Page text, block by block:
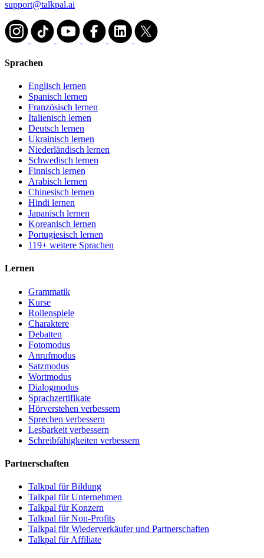
support@talkpal.ai
Sprachen
Englisch lernen
Spanisch lernen
Französisch lernen
Italienisch lernen
Deutsch lernen
Ukrainisch lernen
Niederländisch lernen
Schwedisch lernen
Finnisch lernen
Arabisch lernen
Chinesisch lernen
Hindi lernen
Japanisch lernen
Koreanisch lernen
Portugiesisch lernen
119+ weitere Sprachen
Lernen
Grammatik
Kurse
Rollenspiele
Charaktere
Debatten
Fotomodus
Anrufmodus
Satzmodus
Wortmodus
Dialogmodus
Sprachzertifikate
Hörverstehen verbessern
Sprechen verbessern
Lesbarkeit verbessern
Schreibfähigkeiten verbessern
Partnerschaften
Talkpal für Bildung
Talkpal für Unternehmen
Talkpal für Konzern
Talkpal für Non-Profits
Talkpal für Wiederverkäufer und Partnerschaften
Talkpal für Affiliate